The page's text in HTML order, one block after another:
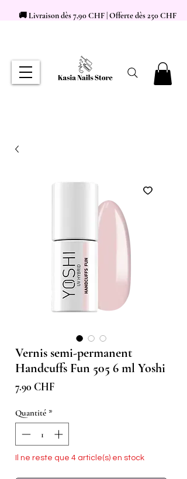
🚚 Livraison dès 7,90 CHF | Offerte dès 250 CHF
Vernis semi-permanent
Handcuffs Fun 505 6 ml Yoshi
7.90 CHFPrix
Quantité *
Il ne reste que 4 article(s) en stock